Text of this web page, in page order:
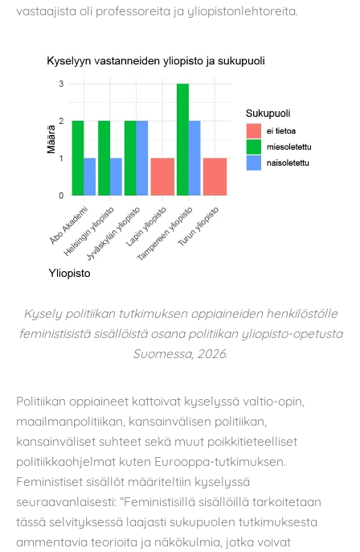
vastaajista oli professoreita ja yliopistonlehtoreita.
Kysely politiikan tutkimuksen oppiaineiden henkilöstölle
feministisistä sisällöistä osana politiikan yliopisto-opetusta
Suomessa, 2026.
Politiikan oppiaineet kattoivat kyselyssä valtio-opin,
maailmanpolitiikan, kansainvälisen politiikan,
kansainväliset suhteet sekä muut poikkitieteelliset
politiikkaohjelmat kuten Eurooppa-tutkimuksen.
Feministiset sisällöt määriteltiin kyselyssä
seuraavanlaisesti: “Feministisillä sisällöillä tarkoitetaan
tässä selvityksessä laajasti sukupuolen tutkimuksesta
ammentavia teorioita ja näkökulmia, jotka voivat